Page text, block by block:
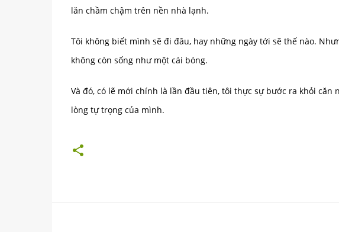
lăn chầm chậm trên nền nhà lạnh.
Tôi không biết mình sẽ đi đâu, hay những ngày tới sẽ thế nào.
không còn sống như một cái bóng.
Và đó, có lẽ mới chính là lần đầu tiên, tôi thực sự bước ra khỏi căn
lòng tự trọng của mình.